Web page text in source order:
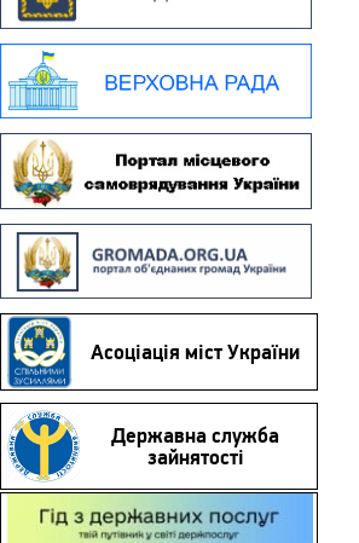
Асоціація міст України
Державна служба
зайнятості
Гід з державних послуг